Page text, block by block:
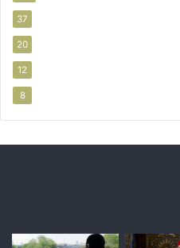
37
20
12
8